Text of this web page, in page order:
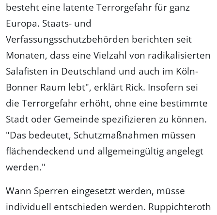
besteht eine latente Terrorgefahr für ganz
Europa. Staats- und
Verfassungsschutzbehörden berichten seit
Monaten, dass eine Vielzahl von radikalisierten
Salafisten in Deutschland und auch im Köln-
Bonner Raum lebt", erklärt Rick. Insofern sei
die Terrorgefahr erhöht, ohne eine bestimmte
Stadt oder Gemeinde spezifizieren zu können.
"Das bedeutet, Schutzmaßnahmen müssen
flächendeckend und allgemeingültig angelegt
werden."
Wann Sperren eingesetzt werden, müsse
individuell entschieden werden. Ruppichteroth